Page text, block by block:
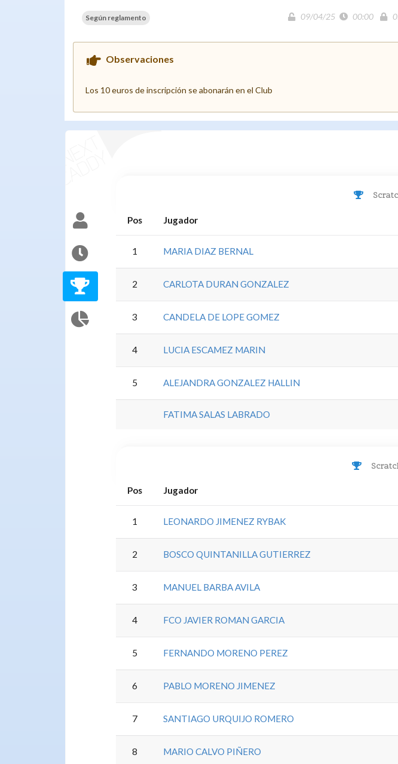
Según reglamento 09/04/25 00:00
Observaciones
Los 10 euros de inscripción se abonarán en el Club
Pos Jugador
1 MARIA DIAZ BERNAL
2 CARLOTA DURAN GONZALEZ
3 CANDELA DE LOPE GOMEZ
4 LUCIA ESCAMEZ MARIN
5 ALEJANDRA GONZALEZ HALLIN
FATIMA SALAS LABRADO
Pos Jugador
1 LEONARDO JIMENEZ RYBAK
2 BOSCO QUINTANILLA GUTIERREZ
3 MANUEL BARBA AVILA
4 FCO JAVIER ROMAN GARCIA
5 FERNANDO MORENO PEREZ
6 PABLO MORENO JIMENEZ
7 SANTIAGO URQUIJO ROMERO
8 MARIO CALVO PIÑERO